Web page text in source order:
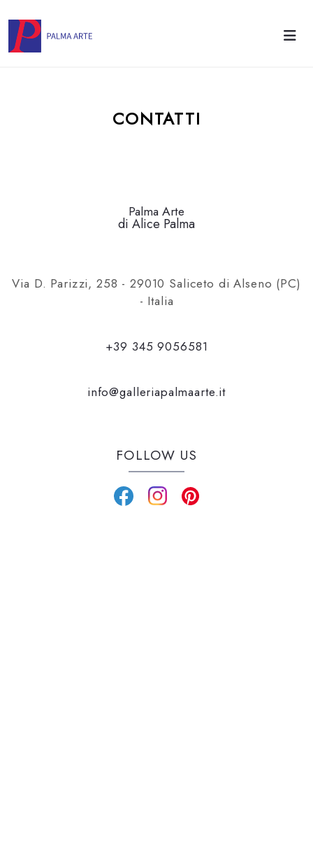
CONTATTI
Palma Arte
di Alice Palma
Via D. Parizzi, 258 - 29010 Saliceto di Alseno (PC)
- Italia
+39 345 9056581
info@galleriapalmaarte.it
FOLLOW US